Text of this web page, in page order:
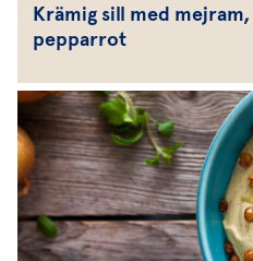
Krämig sill med
pepparrot